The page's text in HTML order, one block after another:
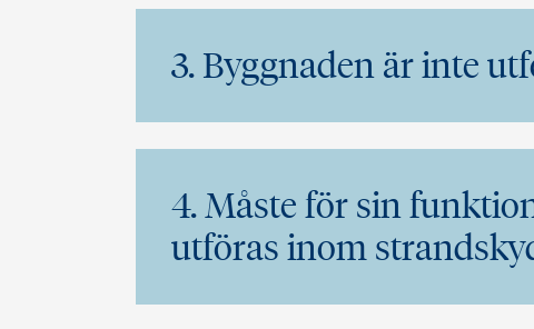
3. Byggnaden är inte
4. Måste för sin
utföras inom